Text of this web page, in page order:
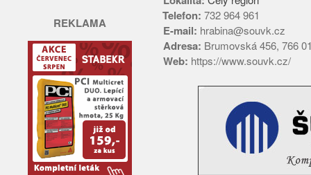
REKLAMA Telefon: 732 964 961
E-mail: hrabina@souvk.cz
Adresa: Brumovská 456, 766
Web: https://www.souvk.cz/